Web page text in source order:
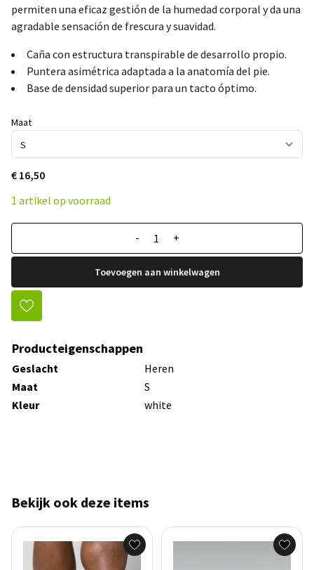
permiten una eficaz gestión de la humedad corporal y da una
agradable sensación de frescura y suavidad.
Caña con estructura transpirable de desarrollo propio.
Puntera asimétrica adaptada a la anatomía del pie.
Base de densidad superior para un tacto óptimo.
Maat
€ 16,50
1 artikel op voorraad
- +
Toevoegen aan winkelwagen
Producteigenschappen
Geslacht
Heren
Maat
S
Kleur
white
Bekijk ook deze items